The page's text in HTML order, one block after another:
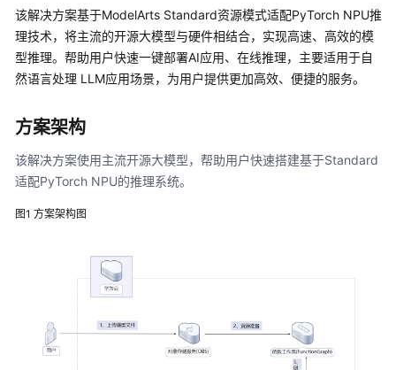
票
识
别
与
真
内
容
核-
证
该解决方案基于ModelArts Standard资源模式适配PyTorch NPU推
理技术，将主流的开源大模型与硬件相结合，实现高速、高效的模
型推理。帮助用户快速一键部署AI应用、在线推理，主要适用于自
然语言处理 LLM应用场景，为用户提供更加高效、便捷的服务。
方案架构
该解决方案使用主流开源大模型，帮助用户快速搭建基于Standard
适配PyTorch NPU的推理系统。
图1 方案架构图